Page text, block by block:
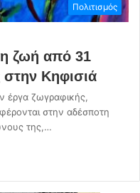
Πολιτισμός
ζωή από 31
στην Κηφισιά
έργα ζωγραφικής,
στην αδέσποτη
της,…